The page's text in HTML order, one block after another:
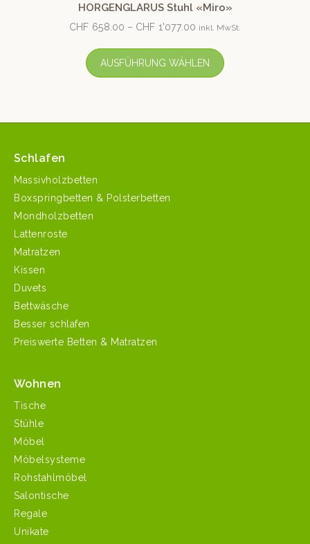
HORGENGLARUS Stuhl «Miro»
CHF 658.00 – CHF 1'077.00 inkl. MwSt.
AUSFÜHRUNG WÄHLEN
Schlafen
Massivholzbetten
Boxspringbetten & Polsterbetten
Mondholzbetten
Lattenroste
Matratzen
Kissen
Duvets
Bettwäsche
Besser schlafen
Preiswerte Betten & Matratzen
Wohnen
Tische
Stühle
Möbel
Möbelsysteme
Rohstahlmöbel
Salontische
Regale
Unikate